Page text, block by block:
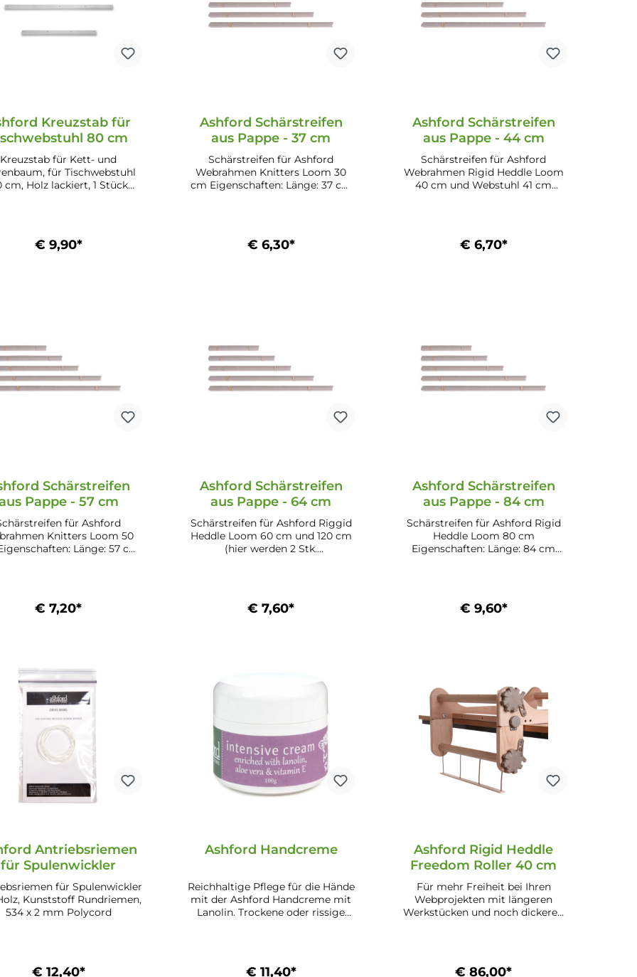
Kreuzstab für
80 cm
Kreuzstab für Kett- und
für Tischwebstuhl
cm, Holz lackiert, 1 Stück
€ 9,90*
Ashford Schärstreifen
aus Pappe - 37 cm
Schärstreifen für Ashford
Webrahmen Knitters Loom 30
cm Eigenschaften: Länge: 37 cm
€ 6,30*
Ashford Schärstreifen
aus Pappe - 44 cm
Schärstreifen für Ashford
Webrahmen Rigid Heddle Loom
40 cm und Webstuhl 41 cm
Heddle Loom 40 cm Inhalt: 10
Stk.
€ 6,70*
Schärstreifen
Pappe - 57 cm
für Ashford
Knitters Loom 50
Länge: 57 cm
€ 7,20*
Ashford Schärstreifen
aus Pappe - 64 cm
Schärstreifen für Ashford Riggid
Heddle Loom 60 cm und 120 cm
(hier werden 2 Stk.
Ashford Riggid Heddle Loom 60
cm und 120 cm Inhalt: 10 Stk.
€ 7,60*
Ashford Schärstreifen
aus Pappe - 84 cm
Schärstreifen für Ashford Rigid
Heddle Loom 80 cm
Eigenschaften: Länge: 84 cm
€ 9,60*
Antriebsriemen
für Spulenwickler
für Spulenwickler
Kunststoff Rundriemen,
534 x 2 mm Polycord
€ 12,40*
Ashford Handcreme
Reichhaltige Pflege für die Hände
mit der Ashford Handcreme mit
Lanolin. Trockene oder rissige
soll man sich Zeit lassen, damit
€ 11,40*
Ashford Rigid Heddle
Freedom Roller 40 cm
Für mehr Freiheit bei Ihren
Webprojekten mit längeren
Werkstücken und noch dickeren
Teppiche gewebt.Das Set
€ 86,00*